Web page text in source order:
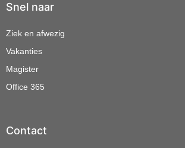
Snel naar
Ziek en afwezig
Vakanties
Magister
Office 365
Contact